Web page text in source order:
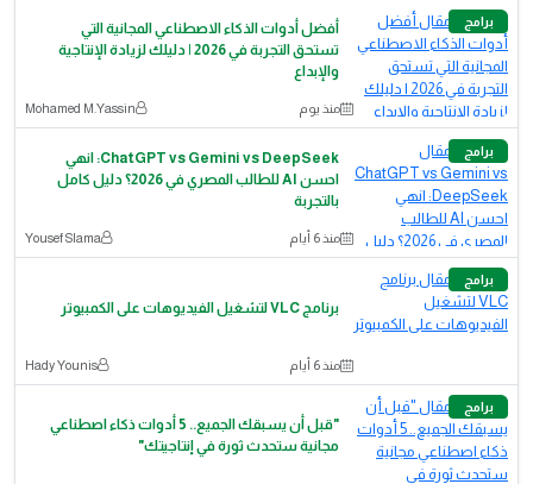
برامج
أفضل أدوات الذكاء الاصطناعي المجانية التي
تستحق التجربة في 2026 | دليلك لزيادة الإنتاجية
والإبداع
منذ يوم Mohamed M.Yassin
برامج
ChatGPT vs Gemini vs DeepSeek: انهي
احسن AI للطالب المصري في 2026؟ دليل كامل
بالتجربة
منذ 6 أيام Yousef Slama
برامج
برنامج VLC لتشغيل الفيديوهات على الكمبيوتر
منذ 6 أيام Hady Younis
برامج
​"قبل أن يسبقك الجميع.. 5 أدوات ذكاء اصطناعي
مجانية ستحدث ثورة في إنتاجيتك"